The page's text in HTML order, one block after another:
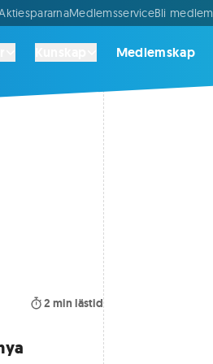
MedlemsserviceBli medlem
Medlemskap
2 min lästid